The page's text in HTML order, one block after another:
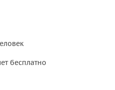
бесплатно